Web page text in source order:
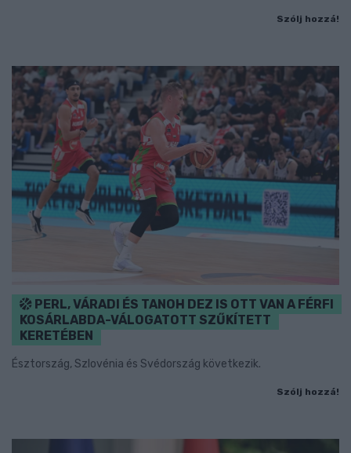
Szólj hozzá!
PERL, VÁRADI ÉS TANOH DEZ IS OTT VAN A FÉRFI
KOSÁRLABDA-VÁLOGATOTT SZŰKÍTETT
KERETÉBEN
Észtország, Szlovénia és Svédország következik.
Szólj hozzá!